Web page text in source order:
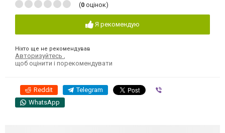
(0 оцінок)
Я рекомендую
Ніхто ще не рекомендував
Авторизуйтесь ,
щоб оцінити і порекомендувати
Reddit Telegram
WhatsApp